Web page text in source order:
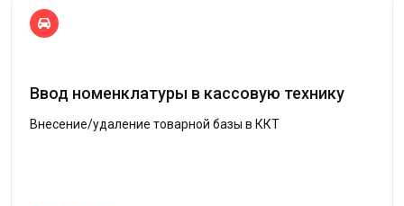
Ввод номенклатуры в кассовую технику
Внесение/удаление товарной базы в ККТ